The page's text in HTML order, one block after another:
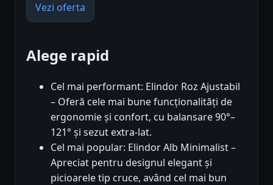
Vezi oferta
Alege rapid
Cel mai performant: Elindor Roz Ajustabil
– Oferă cele mai bune funcționalități de
ergonomie și confort, cu balansare 90°–
121° și sezut extra-lat.
Cel mai popular: Elindor Alb Minimalist –
Apreciat pentru designul elegant și
picioarele tip cruce, având cel mai bun